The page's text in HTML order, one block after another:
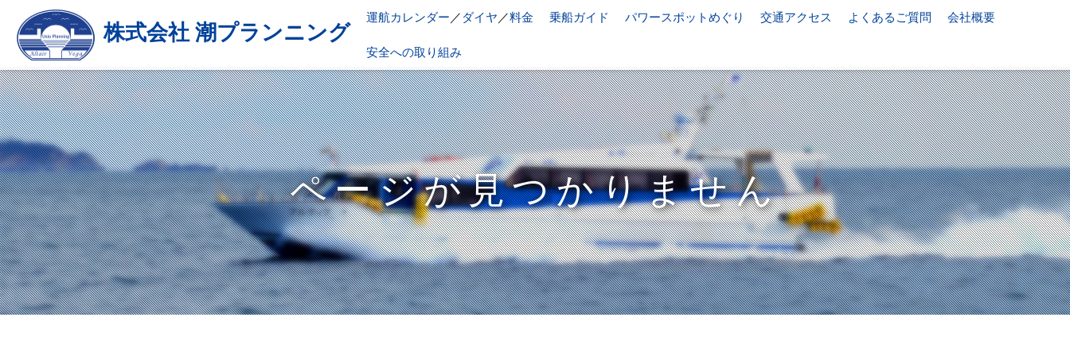
株式会社 潮プランニング
運航カレンダー ／ ダイヤ ／料金 乗船ガイド パワースポットめぐり 交通アクセス よくあるご質問 会社概要
安全への取り組み
ページが見つかりません